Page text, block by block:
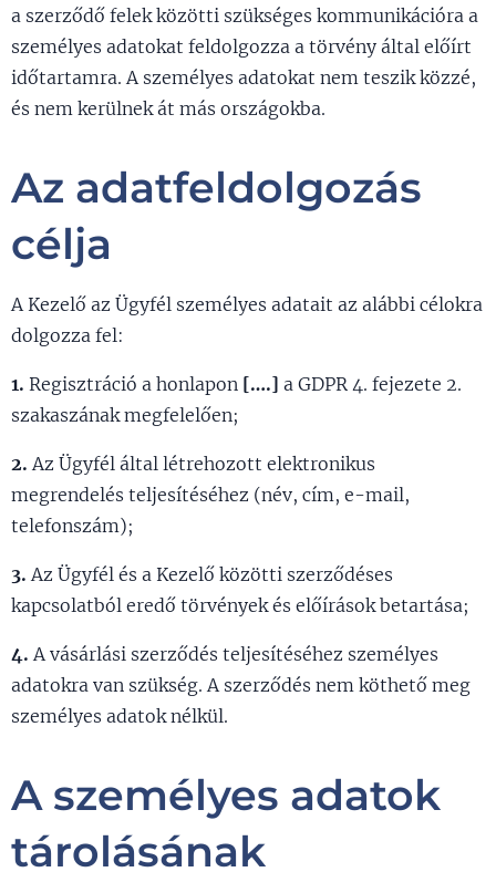
a szerződő felek közötti szükséges kommunikációra a
személyes adatokat feldolgozza a törvény által előírt
időtartamra. A személyes adatokat nem teszik közzé,
és nem kerülnek át más országokba.
Az adatfeldolgozás
célja
A Kezelő az Ügyfél személyes adatait az alábbi célokra
dolgozza fel:
1. Regisztráció a honlapon [….] a GDPR 4. fejezete 2.
szakaszának megfelelően;
2.Az Ügyfél által létrehozott elektronikus
megrendelés teljesítéséhez (név, cím, e-mail,
telefonszám);
3.Az Ügyfél és a Kezelő közötti szerződéses
kapcsolatból eredő törvények és előírások betartása;
4.A vásárlási szerződés teljesítéséhez személyes
adatokra van szükség. A szerződés nem köthető meg
személyes adatok nélkül.
A személyes adatok
tárolásának